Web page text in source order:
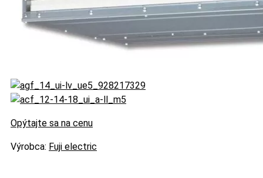
Opýtajte sa na cenu
Výrobca: Fuji electric